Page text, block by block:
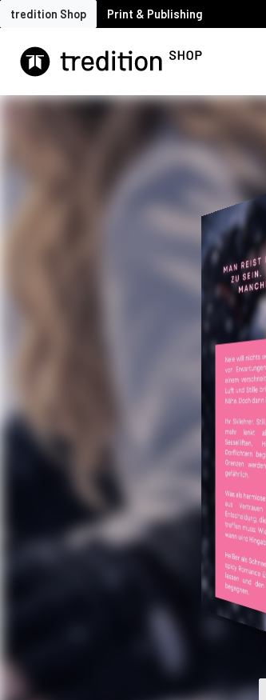
tredition Shop Print & Publishing